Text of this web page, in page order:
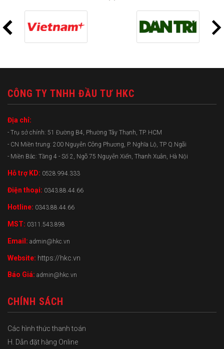
CÔNG TY TNHH ĐẦU TƯ HKC
Địa chỉ:
- Trụ sở chính: 51 Đường B4, Phường Tây Thạnh, TP. HCM
- CN Miền trung: 200 Nguyễn Công Phương, P. Nghĩa Lộ, TP Q.Ngãi
- Miền Bắc: Tầng 4 - Số 2, Ngõ 75 Nguyễn Xiển, Thanh Xuân, Hà Nội
Hỗ trợ KD: 0528.994.333
Điện thoại: 0343.88.44.66
Hotline: 0343.88.44.66
MST: 0311.543.898
Email: admin@hkc.vn
Website: https://hkc.vn
Báo Giá: admin@hkc.vn
CHÍNH SÁCH
Các hình thức thanh toán
H. Dẫn đặt hàng Online